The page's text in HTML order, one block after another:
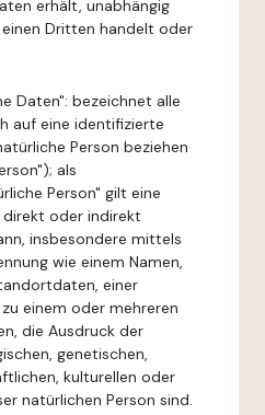
erhält, unabhängig
Dritten handelt oder
Daten": bezeichnet alle
auf eine identifizierte
Person beziehen
als
Person" gilt eine
direkt oder indirekt
insbesondere mittels
wie einem Namen,
einer
einem oder mehreren
die Ausdruck der
genetischen,
kulturellen oder
natürlichen Person sind.